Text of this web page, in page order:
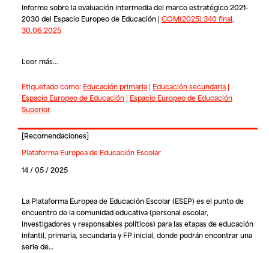
Informe sobre la evaluación intermedia del marco estratégico 2021-
2030 del Espacio Europeo de Educación | COM(2025) 340 final,
30.06.2025
Leer más...
Etiquetado como: Educación primaria| Educación secundaria|
Espacio Europeo de Educación| Espacio Europeo de Educación
Superior
[Recomendaciones]
Plataforma Europea de Educación Escolar
14 / 05 / 2025
La Plataforma Europea de Educación Escolar(ESEP) es el punto de
encuentro de la comunidad educativa (personal escolar,
investigadores y responsables políticos) para las etapas de educación
infantil, primaria, secundaria y FP inicial, donde podrán encontrar una
serie de…